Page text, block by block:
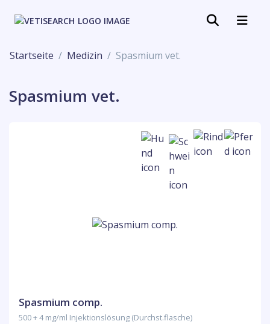
Startseite Medizin Spasmium vet.
Spasmium vet.
Spasmium comp.
500 + 4 mg/ml Injektionslösung (Durchst.flasche)